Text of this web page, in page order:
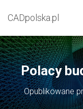
CADpolska.pl
Polacy
Opublikowane